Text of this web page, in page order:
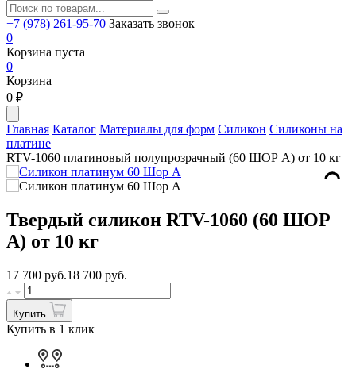
+7 (978) 261-95-70 Заказать звонок
0
Корзина пуста
0
Корзина
0 ₽
Главная Каталог Материалы для форм Силикон Силиконы на
платине
RTV-1060 платиновый полупрозрачный (60 ШОР А) от 10 кг
Твердый силикон RTV-1060 (60 ШОР
А) от 10 кг
17 700 руб.18 700 руб.
Купить
Купить в 1 клик